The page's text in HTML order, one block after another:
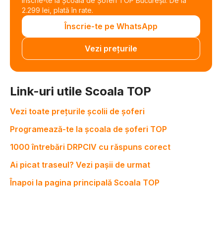
2.299 lei, plată în rate.
Înscrie-te pe WhatsApp
Vezi prețurile
Link-uri utile Scoala TOP
Vezi toate prețurile școlii de șoferi
Programează-te la școala de șoferi TOP
1000 întrebări DRPCIV cu răspuns corect
Ai picat traseul? Vezi pașii de urmat
Înapoi la pagina principală Scoala TOP